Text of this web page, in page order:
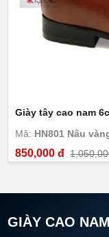
Giày tây cao nam
Mã: HN801 Nâu
850,000 đ
GIÀY CAO